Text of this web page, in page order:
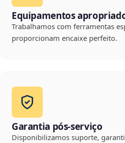
Equipamentos
Trabalhamos com ferramentas
proporcionam encaixe perfeito.
Garantia pós-serviço
Disponibilizamos suporte,